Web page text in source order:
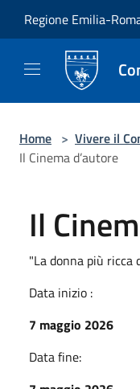
Regione Emilia-
Home > Vivere il
Il Cinema d’autore
Il
"La donna più ricca
Data inizio :
7 maggio 2026
Data fine: